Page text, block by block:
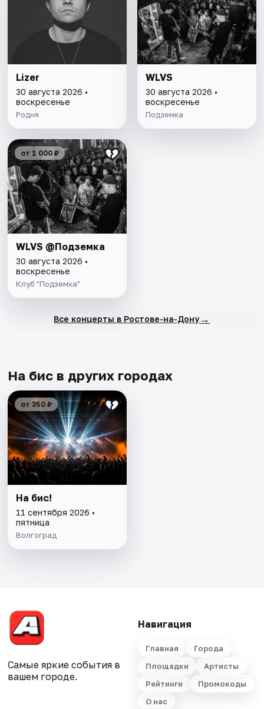
Lizer
30 августа 2026 •
воскресенье
Родня
WLVS
30 августа 2026 •
воскресенье
Подземка
от 1 000 ₽
WLVS @Подземка
30 августа 2026 •
воскресенье
Клуб "Подземка"
Все концерты в Ростове-на-Дону→
На бис в других городах
от 350 ₽
На бис!
11 сентября 2026 •
пятница
Волгоград
Самые яркие события в
вашем городе.
Навигация
Главная
Города
Площадки
Артисты
Рейтинги
Промокоды
О нас